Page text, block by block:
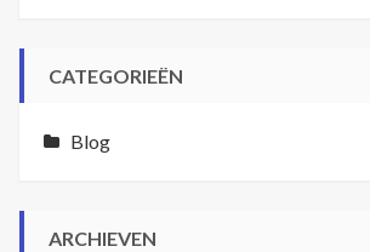
CATEGORIEËN
Blog
ARCHIEVEN